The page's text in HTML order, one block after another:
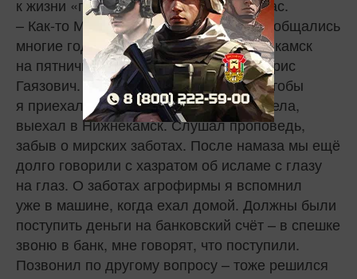
к жизни «после» нужно начинать сейчас.
– Как‑то Марсель абый, с которым мы общались
многие годы, пригласил меня в Нижнекамск
на пятничный намаз, – вспоминает Фарис
Гаязович. – Названивал, настаивал, чтобы
я приехал. И я решился, бросив все дела,
выехал в Нижнекамск. Слушал проповедь,
забыв о мирских заботах. После намаза мы ещё
долго говорили с хазратом об исламе с глазу
на глаз. О заботах агрофирмы я вспомнил
уже в машине, когда ехал домой. Должны были
поступить деньги на банковский счёт – в спешке
звоню в банк, мне говорят, что поступили.
Позвонил по другому вопросу – тоже решился